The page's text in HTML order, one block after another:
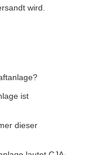
wird.
ist
dieser